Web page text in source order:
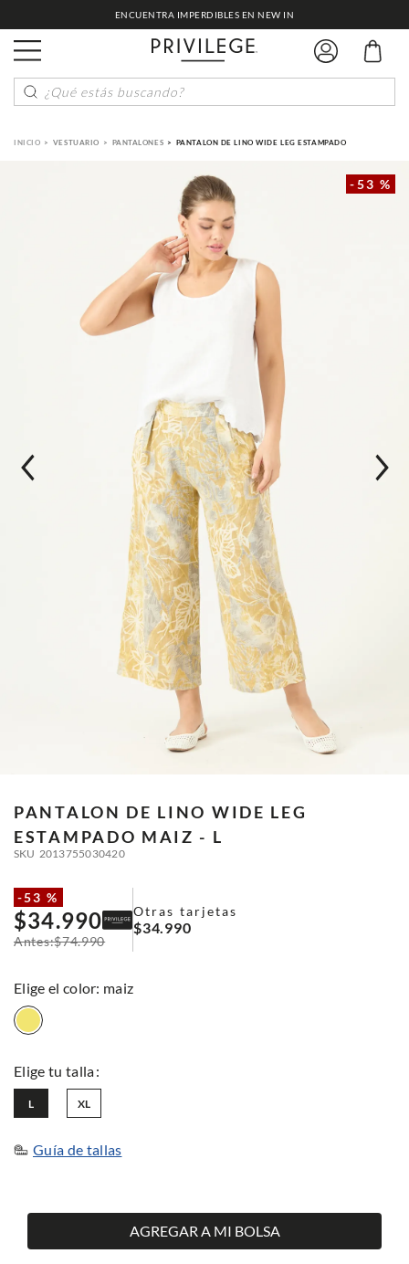
ENCUENTRA IMPERDIBLES EN NEW IN
¿Qué estás buscando?
VESTUARIO PANTALONES PANTALON DE LINO WIDE LEG ESTAMPADO
-53 %
PANTALON DE LINO WIDE LEG
ESTAMPADO MAIZ - L
SKU 2013755030420
-53 %
$34.990
$74.990
Otras tarjetas
$34.990
: maiz
L XL
Guía de tallas
AGREGAR A MI BOLSA